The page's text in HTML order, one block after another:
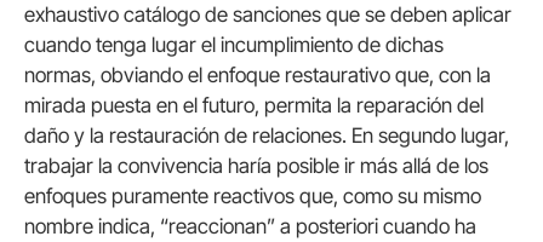
exhaustivo catálogo de sanciones que se deben aplicar
cuando tenga lugar el incumplimiento de dichas
normas, obviando el enfoque restaurativo que, con la
mirada puesta en el futuro, permita la reparación del
daño y la restauración de relaciones. En segundo lugar,
trabajar la convivencia haría posible ir más allá de los
enfoques puramente reactivos que, como su mismo
nombre indica, “reaccionan” a posteriori cuando ha